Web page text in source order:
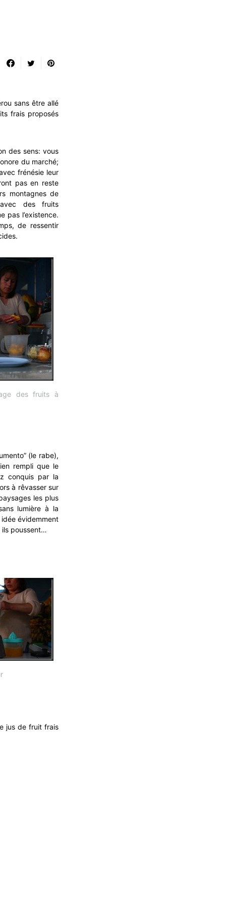
sans être allé
frais proposés
des sens: vous
du marché;
frénésie leur
pas en reste
montagnes de
des fruits
pas l’existence.
de ressentir
des fruits à
(le rabe),
rempli que le
conquis par la
à rêvasser sur
les plus
lumière à la
évidemment
ils poussent…
jus de fruit frais